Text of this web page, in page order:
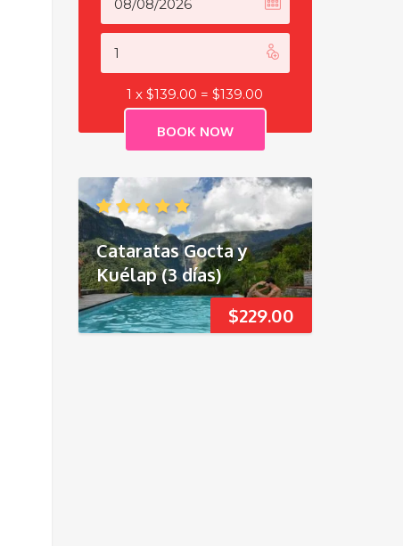
1 x$139.00 =$139.00
$229.00
Cataratas Gocta y
Kuélap (3 días)